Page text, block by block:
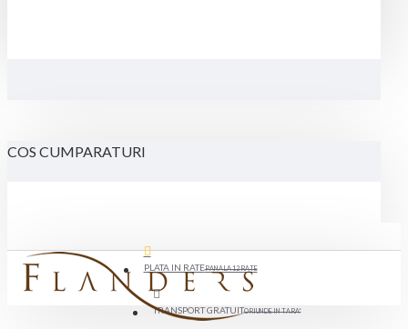
COS CUMPARATURI
PLATA IN RATEPANA LA 12 RATE
TRANSPORT GRATUITORIUNDE IN TARA*